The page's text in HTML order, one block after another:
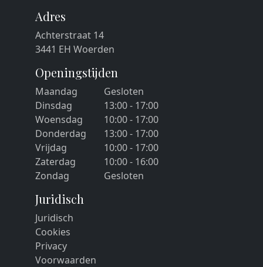
Adres
Achterstraat 14
3441 EH Woerden
Openingstijden
Maandag
Gesloten
Dinsdag
13:00 - 17:00
Woensdag
10:00 - 17:00
Donderdag
13:00 - 17:00
Vrijdag
10:00 - 17:00
Zaterdag
10:00 - 16:00
Zondag
Gesloten
Juridisch
Juridisch
Cookies
Privacy
Voorwaarden